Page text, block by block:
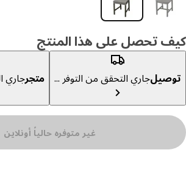
تحصل على هذا المنتج
جاري التحقق من التوفر ... متجرجاري
غير متوفره حالياً أونلاين